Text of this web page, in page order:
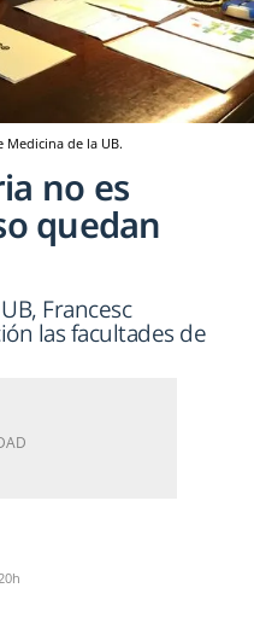
Medicina de la UB.
no es
quedan
Francesc
las facultades de